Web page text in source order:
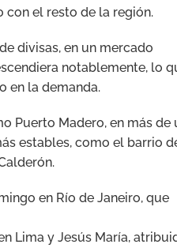
con el resto de la región.
divisas, en un mercado
notablemente, lo
en la demanda.
Puerto Madero, en más de
estables, como el barrio
en Río de Janeiro, que
Lima y Jesús María,